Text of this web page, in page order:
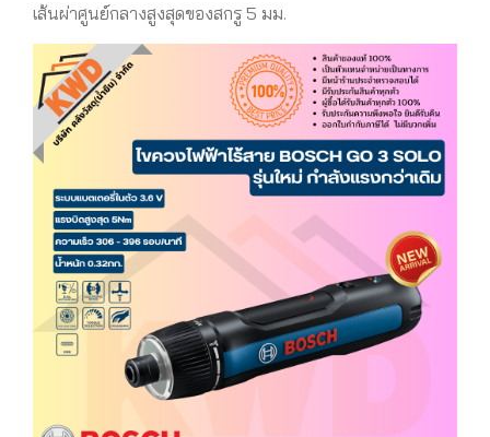
เส้นผ่าศูนย์กลางสูงสุดของสกรู 5 มม.